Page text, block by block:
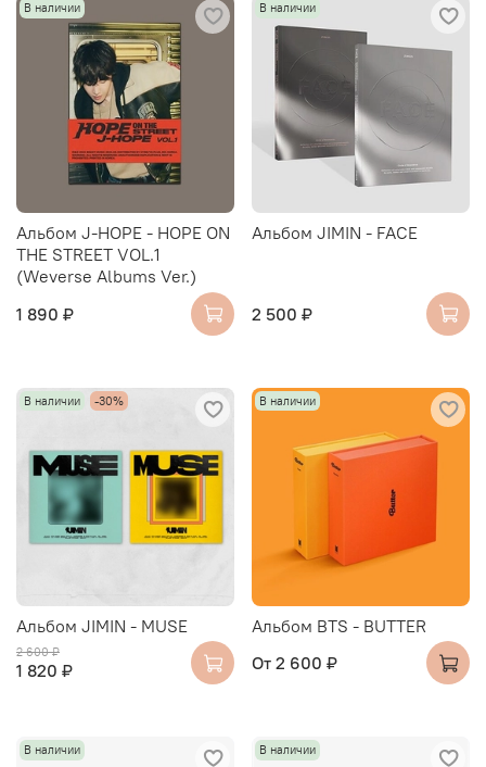
В наличии
Альбом J-HOPE - HOPE ON
THE STREET VOL.1
(Weverse Albums Ver.)
1 890 ₽
В наличии
Альбом JIMIN - FACE
2 500 ₽
В наличии -30%
Альбом JIMIN - MUSE
2 600 ₽
1 820 ₽
В наличии
Альбом BTS - BUTTER
От 2 600 ₽
В наличии В наличии